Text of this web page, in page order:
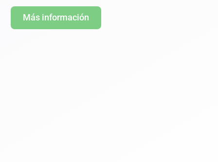
Más información